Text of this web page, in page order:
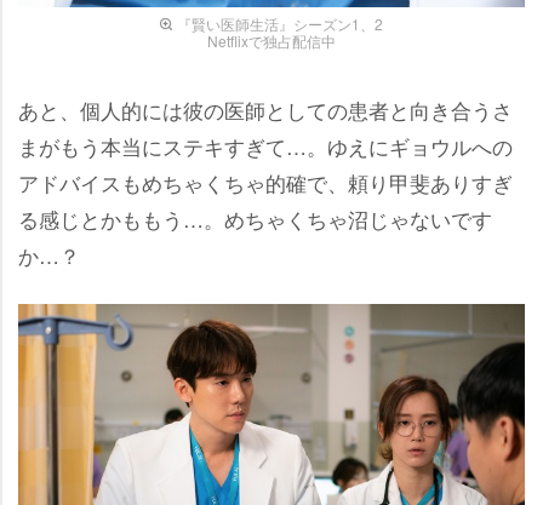
『賢い医師生活』シーズン1、2
Netflixで独占配信中
あと、個人的には彼の医師としての患者と向き合うさ
まがもう本当にステキすぎて…。ゆえにギョウルへの
アドバイスもめちゃくちゃ的確で、頼り甲斐ありすぎ
る感じとかももう…。めちゃくちゃ沼じゃないです
か…？